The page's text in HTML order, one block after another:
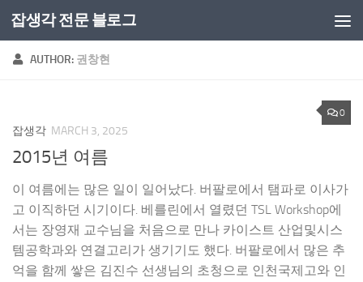
Skip to content
잡생각 전문 블로그
AUTHOR: 권창현
0
잡생각 MARCH 3, 2025
2015년 여름
이 여름에는 많은 일이 일어났다. 버팔로에서 탬파로 이사가
고 이직하던 시기이다. 베를린에서 열렸던 TSL Workshop에
서는 장영재 교수님을 처음으로 만나 카이스트 산업및시스
템공학과와 연결고리가 생기기도 했다. 버팔로에서 많은 추
억을 함께 쌓은 김진수 선생님의 초청으로 인천국제고와 인